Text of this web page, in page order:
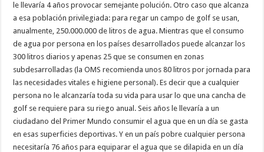
le llevaría 4 años provocar semejante polución. Otro caso que alcanza
a esa población privilegiada: para regar un campo de golf se usan,
anualmente, 250.000.000 de litros de agua. Mientras que el consumo
de agua por persona en los países desarrollados puede alcanzar los
300 litros diarios y apenas 25 que se consumen en zonas
subdesarrolladas (la OMS recomienda unos 80 litros por jornada para
las necesidades vitales e higiene personal). Es decir que a cualquier
persona no le alcanzaría toda su vida para usar lo que una cancha de
golf se requiere para su riego anual. Seis años le llevaría a un
ciudadano del Primer Mundo consumir el agua que en un día se gasta
en esas superficies deportivas. Y en un país pobre cualquier persona
necesitaría 76 años para equiparar el agua que se dilapida en un día